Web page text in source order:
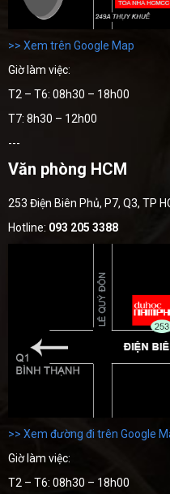
>> Xem trên Google Map
Giờ làm việc:
T2 – T6: 08h30 – 18h00
T7: 8h30 – 12h00
---
Văn phòng HCM
253 Điện Biên Phủ, P7, Q3, TP
Hotline: 093 205 3388
>> Xem đường đi trên Google
Giờ làm việc:
T2 – T6: 08h30 – 18h00